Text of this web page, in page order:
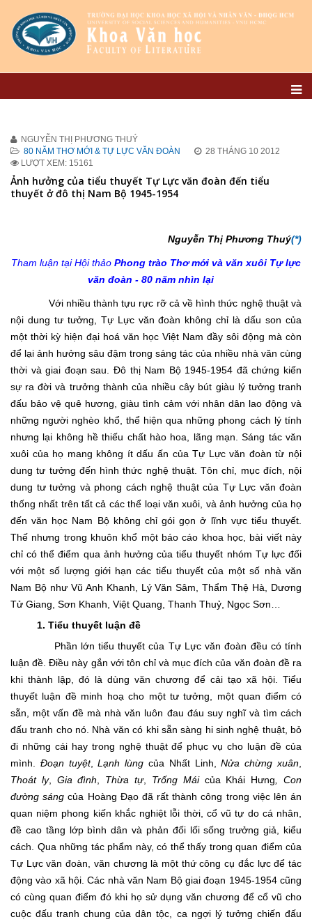
NGUYỄN THỊ PHƯƠNG THUÝ
80 NĂM THƠ MỚI & TỰ LỰC VĂN ĐOÀN
28 THÁNG 10 2012
LƯỢT XEM: 15161
Ảnh hưởng của tiểu thuyết Tự Lực văn đoàn đến tiểu
thuyết ở đô thị Nam Bộ 1945-1954
Nguyễn Thị Phương Thuý(*)
Tham luận tại Hội thảo Phong trào Thơ mới và văn xuôi Tự lực
văn đoàn - 80 năm nhìn lại
Với nhiều thành tựu rực rỡ cả về hình thức nghệ thuật và
nội dung tư tưởng, Tự Lực văn đoàn không chỉ là dấu son của
một thời kỳ hiện đại hoá văn học Việt Nam đầy sôi động mà còn
để lại ảnh hưởng sâu đậm trong sáng tác của nhiều nhà văn cùng
thời và giai đoạn sau. Đô thị Nam Bộ 1945-1954 đã chứng kiến
sự ra đời và trưởng thành của nhiều cây bút giàu lý tưởng tranh
đấu bảo vệ quê hương, giàu tình cảm với nhân dân lao động và
những người nghèo khổ, thể hiện qua những phong cách lý tính
nhưng lại không hề thiếu chất hào hoa, lãng mạn. Sáng tác văn
xuôi của họ mang không ít dấu ấn của Tự Lực văn đoàn từ nội
dung tư tưởng đến hình thức nghệ thuật. Tôn chỉ, mục đích, nội
dung tư tưởng và phong cách nghệ thuật của Tự Lực văn đoàn
thống nhất trên tất cả các thể loại văn xuôi, và ảnh hưởng của họ
đến văn học Nam Bộ không chỉ gói gọn ở lĩnh vực tiểu thuyết.
Thế nhưng trong khuôn khổ một báo cáo khoa học, bài viết này
chỉ có thể điểm qua ảnh hưởng của tiểu thuyết nhóm Tự lực đối
với một số lượng giới hạn các tiểu thuyết của một số nhà văn
Nam Bộ như Vũ Anh Khanh, Lý Văn Sâm, Thẩm Thệ Hà, Dương
Tử Giang, Sơn Khanh, Việt Quang, Thanh Thuỷ, Ngọc Sơn…
1. Tiểu thuyết luận đề
Phần lớn tiểu thuyết của Tự Lực văn đoàn đều có tính
luận đề. Điều này gắn với tôn chỉ và mục đích của văn đoàn đề ra
khi thành lập, đó là dùng văn chương để cải tạo xã hội. Tiểu
thuyết luận đề minh hoạ cho một tư tưởng, một quan điểm có
sẵn, một vấn đề mà nhà văn luôn đau đáu suy nghĩ và tìm cách
đấu tranh cho nó. Nhà văn có khi sẵn sàng hi sinh nghệ thuật, bỏ
đi những cái hay trong nghệ thuật để phục vụ cho luận đề của
mình. Đoạn tuyệt,Lạnh lùng của Nhất Linh,Nửa chừng xuân
Thoát ly, Gia đình Thừa tự, Trống Máicủa Khái Hưng , Con
đường sáng của Hoàng Đạo đã rất thành công trong việc lên án
quan niệm phong kiến khắc nghiệt lỗi thời, cổ vũ tự do cá nhân,
đề cao tầng lớp bình dân và phản đối lối sống trưởng giả, kiểu
cách. Qua những tác phẩm này, có thể thấy trong quan điểm của
Tự Lực văn đoàn, văn chương là một thứ công cụ đắc lực để tác
động vào xã hội. Các nhà văn Nam Bộ giai đoạn 1945-1954 cũng
có cùng quan điểm đó khi họ sử dụng văn chương để cổ vũ cho
cuộc đấu tranh chung của dân tộc, ca ngợi lý tưởng chiến đấu